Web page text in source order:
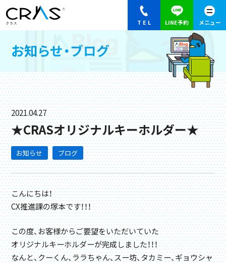
お知らせ・ブログ
2021.04.27
★CRASオリジナルキーホルダー★
お知らせ ブログ
こんにちは！
CX推進課の塚本です！！！
この度、お客様からご要望をいただいていた
オリジナルキーホルダーが完成しました！！！
なんと、クーくん、ララちゃん、スー坊、タカミー、ギョウシャ